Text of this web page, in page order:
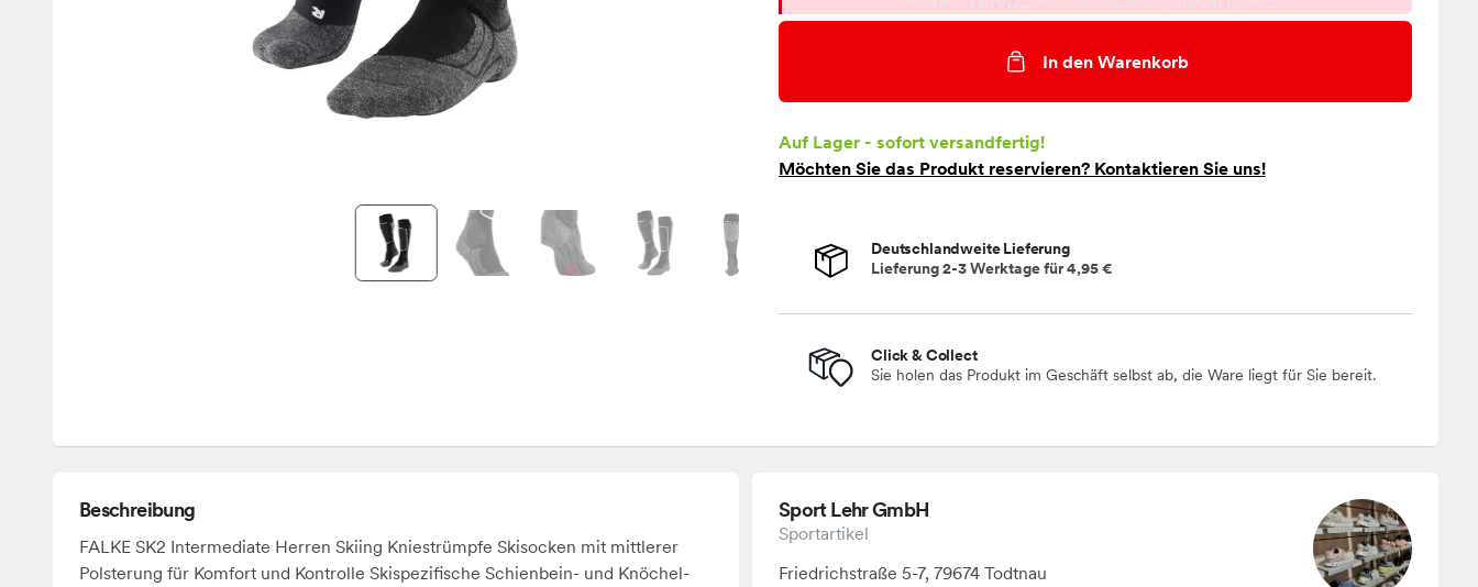
In den Warenkorb
Auf Lager - sofort versandfertig!
Möchten Sie das Produkt reservieren? Kontaktieren Sie uns!
Deutschlandweite Lieferung
Lieferung 2-3 Werktage für4,95 €
Click & Collect
Sie holen das Produkt im Geschäft selbst ab, die Ware liegt für Sie bereit.
Beschreibung
FALKE SK2 Intermediate Herren Skiing Kniestrümpfe Skisocken mit mittlerer
Polsterung für Komfort und Kontrolle Skispezifische Schienbein- und Knöchel-
Sport Lehr GmbH
Sportartikel
Friedrichstraße 5-7, 79674 Todtnau